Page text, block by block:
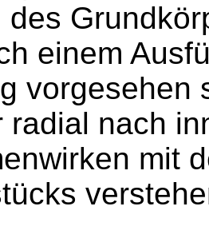
des
einem
vorgesehen
radial nach
mit